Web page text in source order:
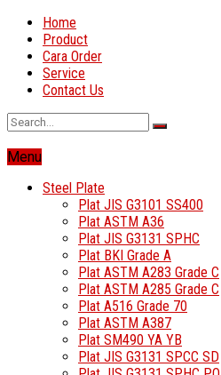
Home
Product
Cara Order
Service
Contact Us
Menu
Steel Plate
Plat JIS G3101 SS400
Plat ASTM A36
Plat JIS G3131 SPHC
Plat BKI Grade A
Plat ASTM A283 Grade C
Plat ASTM A285 Grade C
Plat A516 Grade 70
Plat ASTM A387
Plat SM490 YA YB
Plat JIS G3131 SPCC SD